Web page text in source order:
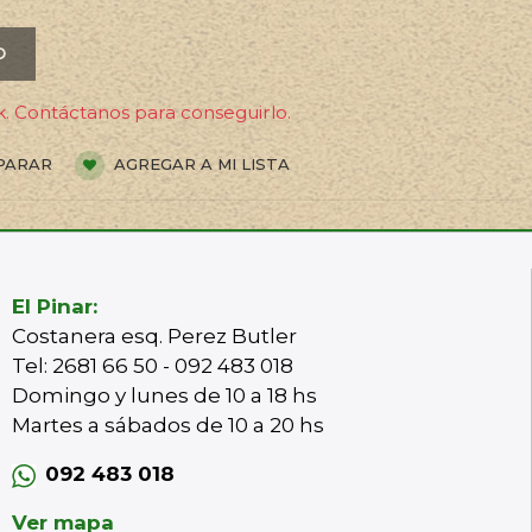
Contáctanos para conseguirlo.
AGREGAR A MI LISTA
El Pinar:
Costanera esq. Perez Butler
Tel: 2681 66 50 - 092 483 018
Domingo y lunes de 10 a 18 hs
Martes a sábados de 10 a 20 hs
092 483 018
Ver mapa